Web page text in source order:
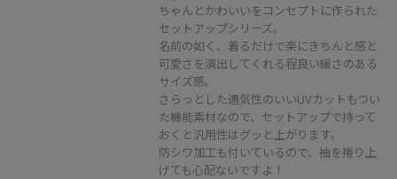
ちゃんとかわいいをコンセプトに作られた
セットアップシリーズ。
名前の如く、着るだけで楽にきちんと感と
可愛さを演出してくれる程良い緩さのある
サイズ感。
さらっとした通気性のいいUVカットもつい
た機能素材なので、セットアップで持って
おくと汎用性はグッと上がります。
防シワ加工も付いているので、袖を捲り上
げても心配ないですよ！